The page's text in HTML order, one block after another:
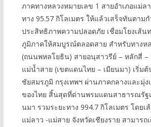
ภาคทางหลวงหมายเลข 1 สายอำเภอแม่ล
ทาง 95.57 กิโลเมตร ให้แล้วเสร็จทันตาม
ประสิทธิภาพความปลอดภัย เชื่อมโยงเส้น
ภูมิภาคให้สมบูรณ์ตลอดสาย สำหรับทางห
(ถนนพหลโยธิน) สายอนุสาวรีย์ – หลักสี่ –
แม่น้ำสาย (เขตแดนไทย – เมียนมา) เริ่ม
ชัยสมรภูมิ กรุงเทพฯ ผ่านภาคกลางและมุ่ง
ของไทย สิ้นสุดที่ด่านพรมแดนสาธารณรัฐ
นมา รวมระยะทาง 994.7 กิโลเมตร โดยเ
แม่ลาว -แม่สาย จังหวัดเชียงราย สามารถ